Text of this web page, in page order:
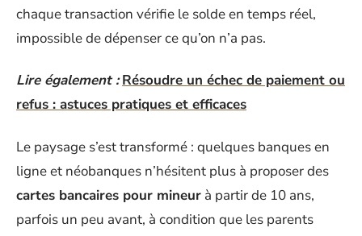
chaque transaction vérifie le solde en temps réel,
impossible de dépenser ce qu’on n’a pas.
Lire également : Résoudre un échec de paiement ou
refus : astuces pratiques et efficaces
Le paysage s’est transformé : quelques banques en
ligne et néobanques n’hésitent plus à proposer des
cartes bancaires pour mineur à partir de 10 ans,
parfois un peu avant, à condition que les parents